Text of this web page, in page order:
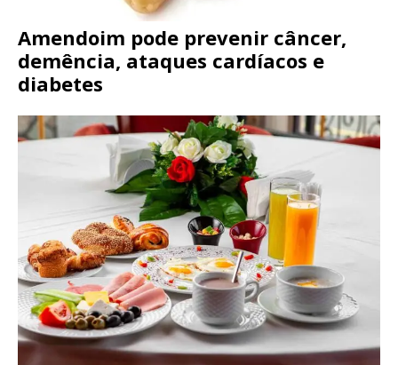
Amendoim pode prevenir câncer,
demência, ataques cardíacos e
diabetes